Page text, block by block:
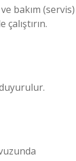
bakım (servis)
duyurulur.